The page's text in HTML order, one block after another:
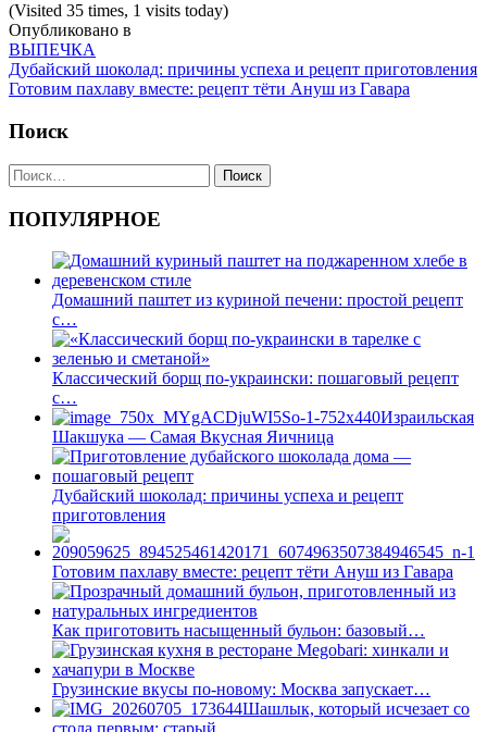
(Visited 35 times, 1 visits today)
Опубликовано в
ВЫПЕЧКА
Навигация
Дубайский шоколад: причины успеха и рецепт приготовления
Готовим пахлаву вместе: рецепт тёти Ануш из Гавара
Поиск
Найти:
ПОПУЛЯРНОЕ
Домашний паштет из куриной печени: простой рецепт
с…
Классический борщ по-украински: пошаговый рецепт
с…
Израильская
Шакшука — Самая Вкусная Яичница
Дубайский шоколад: причины успеха и рецепт
приготовления
Готовим пахлаву вместе: рецепт тёти Ануш из Гавара
Как приготовить насыщенный бульон: базовый…
Грузинские вкусы по-новому: Москва запускает…
Шашлык, который исчезает со